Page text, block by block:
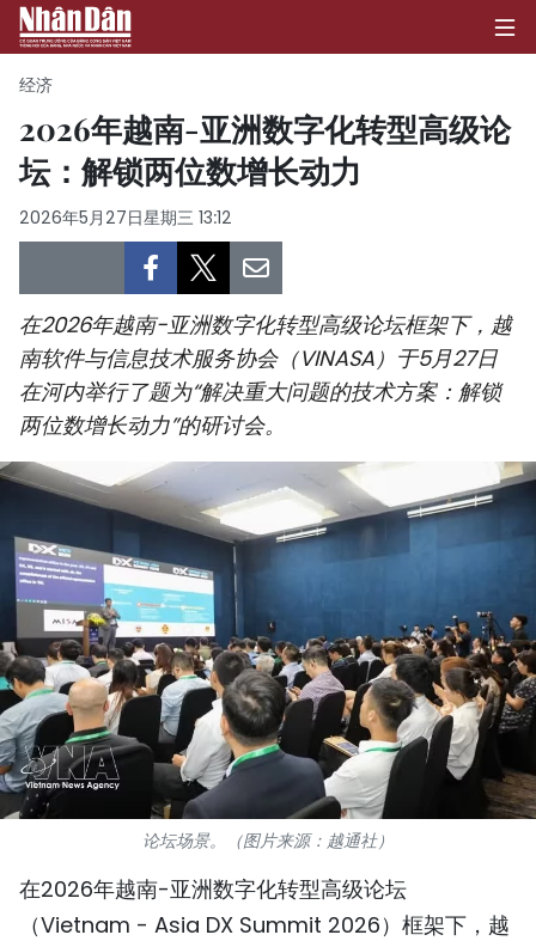
首页
政治
经济
社会
环保
体育
国际
旅游
友谊桥梁
史海
多功能媒体
图表新闻
图库
经济
2026年越南-亚洲数字化转型高级论
坛：解锁两位数增长动力
2026年5月27日星期三 13:12
在2026年越南-亚洲数字化转型高级论坛框架下，越
南软件与信息技术服务协会（VINASA）于5月27日
在河内举行了题为“解决重大问题的技术方案：解锁
两位数增长动力”的研讨会。
论坛场景。（图片来源：越通社）
在2026年越南-亚洲数字化转型高级论坛
（Vietnam - Asia DX Summit 2026）框架下，越